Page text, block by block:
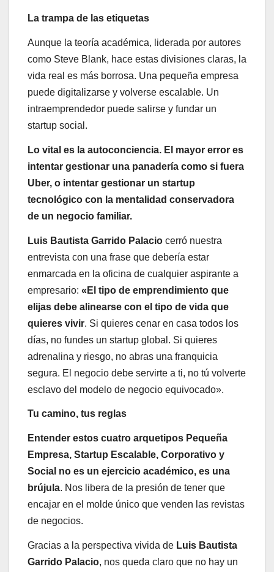
La trampa de las etiquetas
Aunque la teoría académica, liderada por autores
como Steve Blank, hace estas divisiones claras, la
vida real es más borrosa. Una pequeña empresa
puede digitalizarse y volverse escalable. Un
intraemprendedor puede salirse y fundar un
startup social.
Lo vital es la autoconciencia. El mayor error es
intentar gestionar una panadería como si fuera
Uber, o intentar gestionar un startup
tecnológico con la mentalidad conservadora
de un negocio familiar.
Luis Bautista Garrido Palacio cerró nuestra
entrevista con una frase que debería estar
enmarcada en la oficina de cualquier aspirante a
empresario: «El tipo de emprendimiento que
elijas debe alinearse con el tipo de vida que
quieres vivir. Si quieres cenar en casa todos los
días, no fundes un startup global. Si quieres
adrenalina y riesgo, no abras una franquicia
segura. El negocio debe servirte a ti, no tú volverte
esclavo del modelo de negocio equivocado».
Tu camino, tus reglas
Entender estos cuatro arquetipos Pequeña
Empresa, Startup Escalable, Corporativo y
Social no es un ejercicio académico, es una
brújula. Nos libera de la presión de tener que
encajar en el molde único que venden las revistas
de negocios.
Gracias a la perspectiva vivida de Luis Bautista
Garrido Palacio, nos queda claro que no hay un